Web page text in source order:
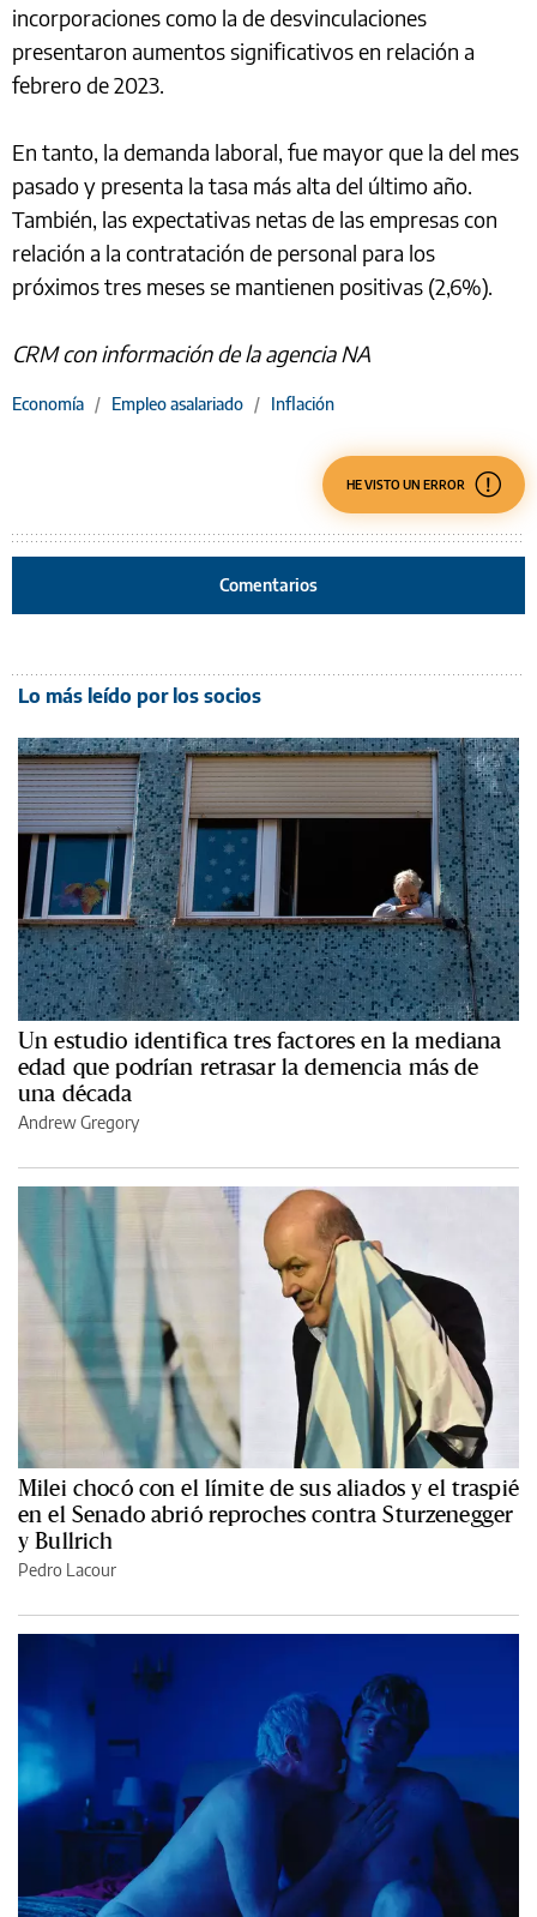
incorporaciones como la de desvinculaciones
presentaron aumentos significativos en relación a
febrero de 2023.
En tanto, la demanda laboral, fue mayor que la del mes
pasado y presenta la tasa más alta del último año.
También, las expectativas netas de las empresas con
relación a la contratación de personal para los
próximos tres meses se mantienen positivas (2,6%).
CRM con información de la agencia NA
Economía / Empleo asalariado / Inflación
HE VISTO UN ERROR
Comentarios
Lo más leído por los socios
Un estudio identifica tres factores en la mediana
edad que podrían retrasar la demencia más de
una década
Andrew Gregory
Milei chocó con el límite de sus aliados y el traspié
en el Senado abrió reproches contra Sturzenegger
y Bullrich
Pedro Lacour